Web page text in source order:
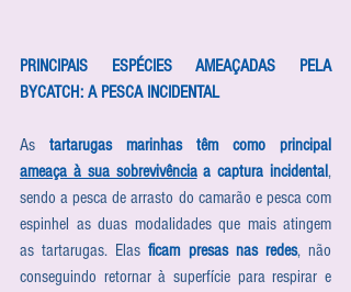
PRINCIPAIS ESPÉCIES AMEAÇADAS PELA
BYCATCH: A PESCA INCIDENTAL
As
ameaça à sua sobrevivência a captura incidental,
sendo a pesca de arrasto do camarão e pesca com
espinhel as duas modalidades que mais atingem
as tartarugas. Elas ficam presas nas redes, não